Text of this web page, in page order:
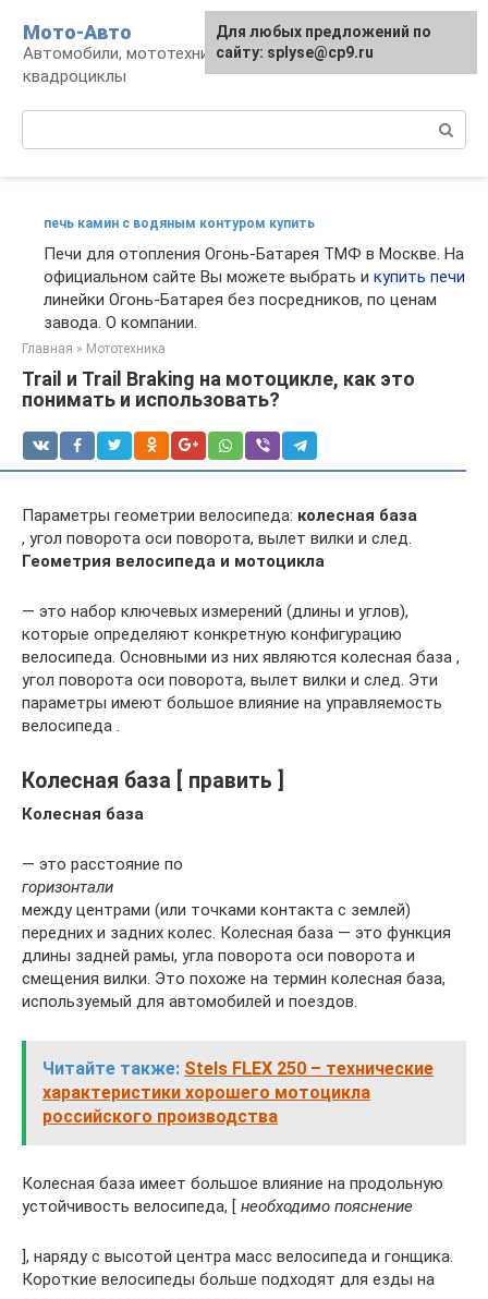
контенту
Мото-Авто
Автомобили, мототехника, снегоходы,
квадроциклы
печь камин с водяным контуром купить
Печи для отопления Огонь-Батарея ТМФ в Москве. На
официальном сайте Вы можете выбрать и купить печи
линейки Огонь-Батарея без посредников, по ценам
завода. О компании.
Главная » Мототехника
Trail и Trail Braking на мотоцикле, как это
понимать и использовать?
Параметры геометрии велосипеда: колесная база
, угол поворота оси поворота, вылет вилки и след.
Геометрия велосипеда и мотоцикла
— это набор ключевых измерений (длины и углов),
которые определяют конкретную конфигурацию
велосипеда. Основными из них являются колесная база ,
угол поворота оси поворота, вылет вилки и след. Эти
параметры имеют большое влияние на управляемость
велосипеда .
Колесная база [ править ]
Колесная база
— это расстояние по
горизонтали
между центрами (или точками контакта с землей)
передних и задних колес. Колесная база — это функция
длины задней рамы, угла поворота оси поворота и
смещения вилки. Это похоже на термин колесная база,
используемый для автомобилей и поездов.
Читайте также: Stels FLEX 250 – технические
характеристики хорошего мотоцикла
российского производства
Колесная база имеет большое влияние на продольную
устойчивость велосипеда, [ необходимо пояснение
], наряду с высотой центра масс велосипеда и гонщика.
Короткие велосипеды больше подходят для езды на
Для любых предложений по
сайту: splyse@cp9.ru